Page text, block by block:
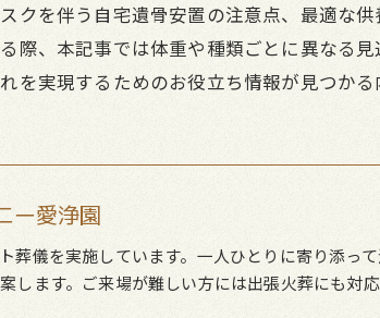
クを伴う自宅遺骨安置の注意点、最適な
際、本記事では体重や種類ごとに異なる
実現するためのお役立ち情報が見つかる
ー愛浄園
葬儀を実施しています。一人ひとりに寄り添っ
します。ご来場が難しい方には出張火葬にも対応